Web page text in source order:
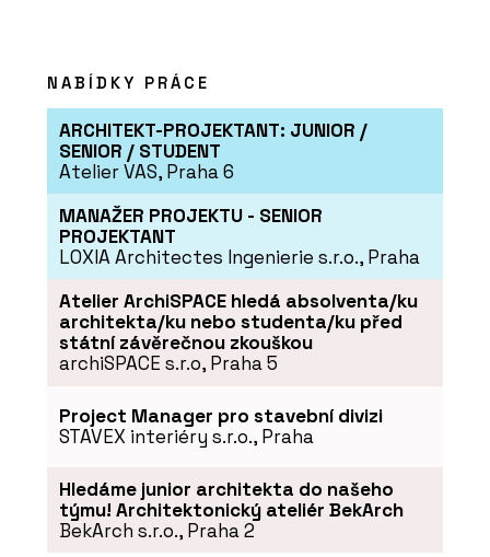
NABÍDKY PRÁCE
ARCHITEKT-PROJEKTANT: JUNIOR /
SENIOR / STUDENT
Atelier VAS, Praha 6
MANAŽER PROJEKTU - SENIOR
PROJEKTANT
LOXIA Architectes Ingenierie s.r.o., Praha
Atelier ArchiSPACE hledá absolventa/ku
architekta/ku nebo studenta/ku před
státní závěrečnou zkouškou
archiSPACE s.r.o, Praha 5
Project Manager pro stavební divizi
STAVEX interiéry s.r.o., Praha
Hledáme junior architekta do našeho
týmu! Architektonický ateliér BekArch
BekArch s.r.o., Praha 2